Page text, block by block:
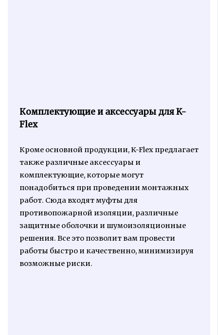
Комплектующие и аксессуары для K-
Flex
Кроме основной продукции, K-Flex предлагает
также различные аксессуары и
комплектующие, которые могут
понадобиться при проведении монтажных
работ. Сюда входят муфты для
противопожарной изоляции, различные
защитные оболочки и шумоизоляционные
решения. Все это позволит вам провести
работы быстро и качественно, минимизируя
возможные риски.